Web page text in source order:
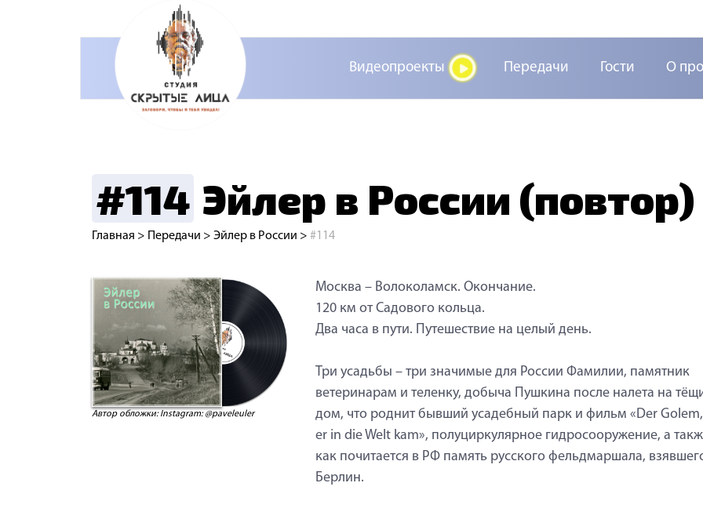
Видеопроекты Передачи Гости О
#114 Эйлер в России (повтор)
Главная > Передачи > Эйлер в России > #114
Автор обложки: Instagram: @paveleuler
Москва – Волоколамск. Окончание.
120 км от Садового кольца.
Два часа в пути. Путешествие на целый день.
Три усадьбы – три значимые для России Фамилии, памятник
ветеринарам и теленку, добыча Пушкина после налета на
дом, что роднит бывший усадебный парк и фильм «Der
er in die Welt kam», полуциркулярное гидросооружение, а
как почитается в РФ память русского фельдмаршала,
Берлин.